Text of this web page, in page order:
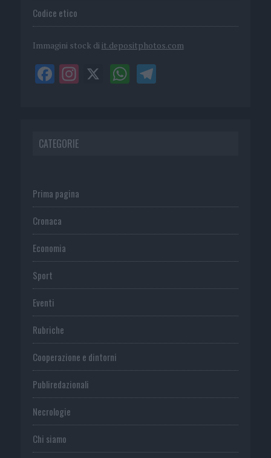
Codice etico
Immagini stock di it.depositphotos.com
CATEGORIE
Prima pagina
Cronaca
Economia
Sport
Eventi
Rubriche
Cooperazione e dintorni
Publiredazionali
Necrologie
Chi siamo